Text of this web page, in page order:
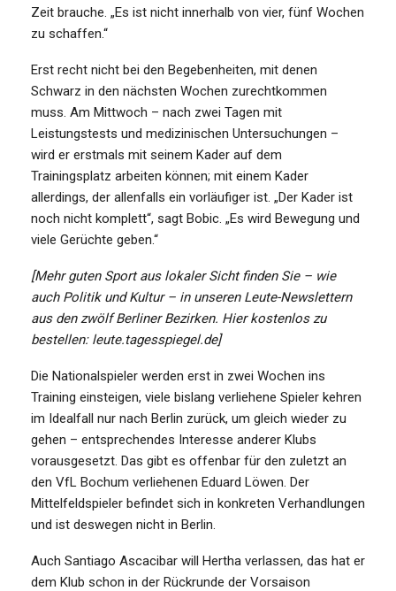
Zeit brauche. „Es ist nicht innerhalb von vier, fünf Wochen
zu schaffen.“
Erst recht nicht bei den Begebenheiten, mit denen
Schwarz in den nächsten Wochen zurechtkommen
muss. Am Mittwoch – nach zwei Tagen mit
Leistungstests und medizinischen Untersuchungen –
wird er erstmals mit seinem Kader auf dem
Trainingsplatz arbeiten können; mit einem Kader
allerdings, der allenfalls ein vorläufiger ist. „Der Kader ist
noch nicht komplett“, sagt Bobic. „Es wird Bewegung und
viele Gerüchte geben.“
[Mehr guten Sport aus lokaler Sicht finden Sie – wie
auch Politik und Kultur – in unseren Leute-Newslettern
aus den zwölf Berliner Bezirken. Hier kostenlos zu
bestellen: leute.tagesspiegel.de]
Die Nationalspieler werden erst in zwei Wochen ins
Training einsteigen, viele bislang verliehene Spieler kehren
im Idealfall nur nach Berlin zurück, um gleich wieder zu
gehen – entsprechendes Interesse anderer Klubs
vorausgesetzt. Das gibt es offenbar für den zuletzt an
den VfL Bochum verliehenen Eduard Löwen. Der
Mittelfeldspieler befindet sich in konkreten Verhandlungen
und ist deswegen nicht in Berlin.
Auch Santiago Ascacibar will Hertha verlassen, das hat er
dem Klub schon in der Rückrunde der Vorsaison